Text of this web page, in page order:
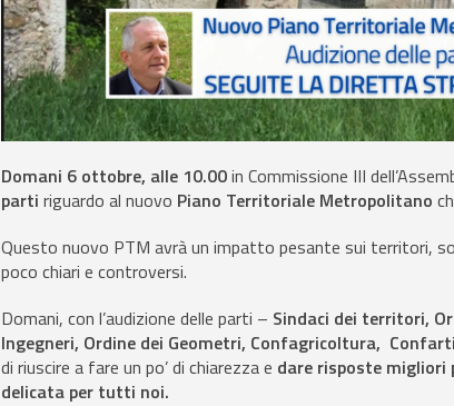
Domani 6 ottobre, alle 10.00in Commissione III
parti riguardo al nuovo Piano Territoriale Metropolitano
Questo nuovo PTM avrà un impatto pesante sui territori,
poco chiari e controversi.
Domani, con l’audizione delle parti – Sindaci dei territori,
Ingegneri, Ordine dei Geometri, Confagricoltura,
di riuscire a fare un po’ di chiarezza e dare risposte
delicata per tutti noi.